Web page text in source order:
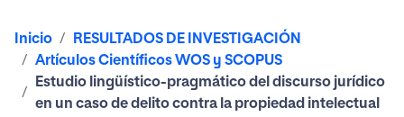
Inicio
RESULTADOS DE INVESTIGACIÓN
Artículos Científicos WOS y SCOPUS
Estudio lingüístico-pragmático del discurso jurídico
en un caso de delito contra la propiedad intelectual